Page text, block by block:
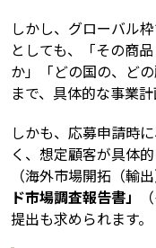
しかし、グローバル
としても、「その商
か」「どの国の、ど
まで、具体的な事業
しかも、応募申請時
く、想定顧客が具体
（海外市場開拓（輸
ド市場調査報告書」
提出も求められます。